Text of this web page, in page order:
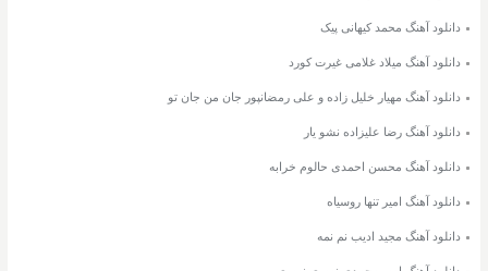
دانلود آهنگ محمد کیهانی پیک
دانلود آهنگ میلاد غلامی غیرت کورد
دانلود آهنگ مهیار خلیل زاده و علی رمضانپور جان من جان تو
دانلود آهنگ رضا علیزاده نشو یار
دانلود آهنگ محسن احمدی حالوم خرابه
دانلود آهنگ امیر تنها روسیاه
دانلود آهنگ مجید ادیب نم نمه